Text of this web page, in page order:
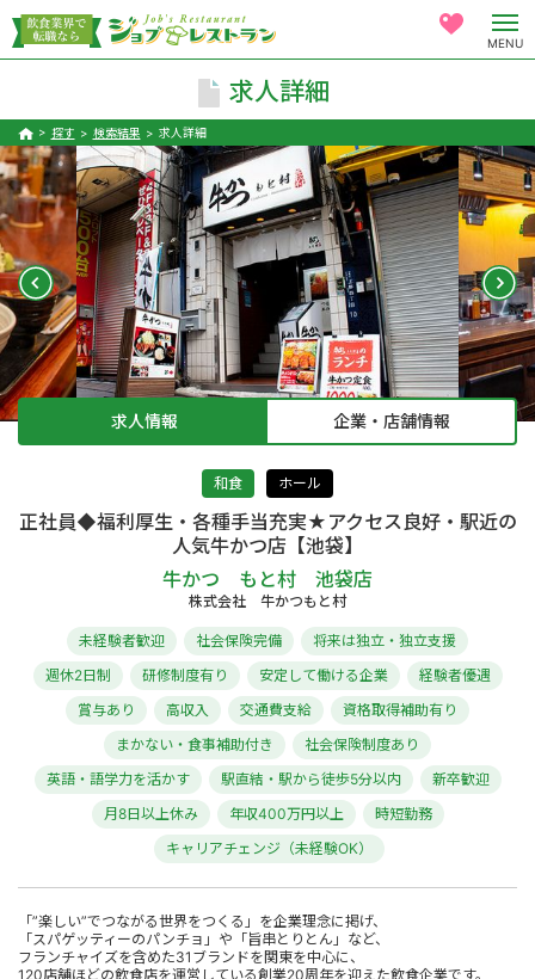
MENU
求人詳細
探す 検索結果 求人詳細
求人情報 企業・店舗情報
和食 ホール
正社員◆福利厚生・各種手当充実★アクセス良好・駅近の
人気牛かつ店【池袋】
牛かつ もと村 池袋店
株式会社 牛かつもと村
未経験者歓迎 社会保険完備
将来は独立・独立支援
週休2日制
研修制度有り 安定して働ける企業
経験者優遇
賞与あり
高収入 交通費支給
資格取得補助有り
まかない・食事補助付き
社会保険制度あり
英語・語学力を活かす
駅直結・駅から徒歩5分以内
新卒歓迎
月8日以上休み
年収400万円以上
時短勤務
キャリアチェンジ（未経験OK）
「”楽しい”でつながる世界をつくる」を企業理念に掲げ、
「スパゲッティーのパンチョ」や「旨串とりとん」など、
フランチャイズを含めた31ブランドを関東を中心に、
120店舗ほどの飲食店を運営している創業20周年を迎えた飲食企業です。